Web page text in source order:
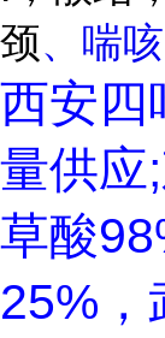
颈、喘
西安四
量供应
草酸
25%，